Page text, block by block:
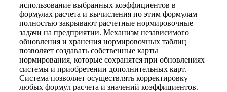
использование выбранных коэффициентов в
формулах расчета и вычисления по этим формулам
полностью закрывают расчетные нормировочные
задачи на предприятии. Механизм независимого
обновления и хранения нормировочных таблиц
позволяет создавать собственные карты
нормирования, которые сохранятся при обновлениях
системы и приобретении дополнительных карт.
Система позволяет осуществлять корректировку
любых формул расчета и значений коэффициентов.